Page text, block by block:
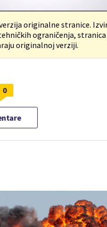
originalne stranice.
ograničenja, stranica
originalnoj verziji.
0